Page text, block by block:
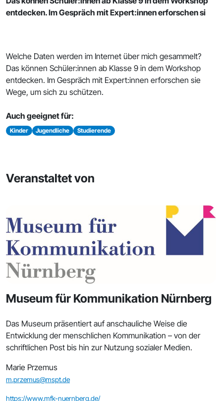
entdecken. Im Gespräch mit Expert:innen erforschen si
Welche Daten werden im Internet über mich gesammelt?
Das können Schüler:innen ab Klasse 9 in dem Workshop
entdecken. Im Gespräch mit Expert:innen erforschen sie
Wege, um sich zu schützen.
Auch geeignet für:
Kinder Jugendliche Studierende
Veranstaltet von
Museum für Kommunikation Nürnberg
Das Museum präsentiert auf anschauliche Weise die
Entwicklung der menschlichen Kommunikation – von der
schriftlichen Post bis hin zur Nutzung sozialer Medien.
Marie Przemus
m.przemus@mspt.de
https://www.mfk-nuernberg.de/